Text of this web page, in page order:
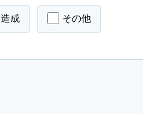
造成 その他